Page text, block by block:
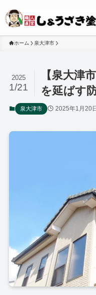
ホーム 泉大津市
【泉大津
を延ばす
2025
1/21
泉大津市 2025年1月20日